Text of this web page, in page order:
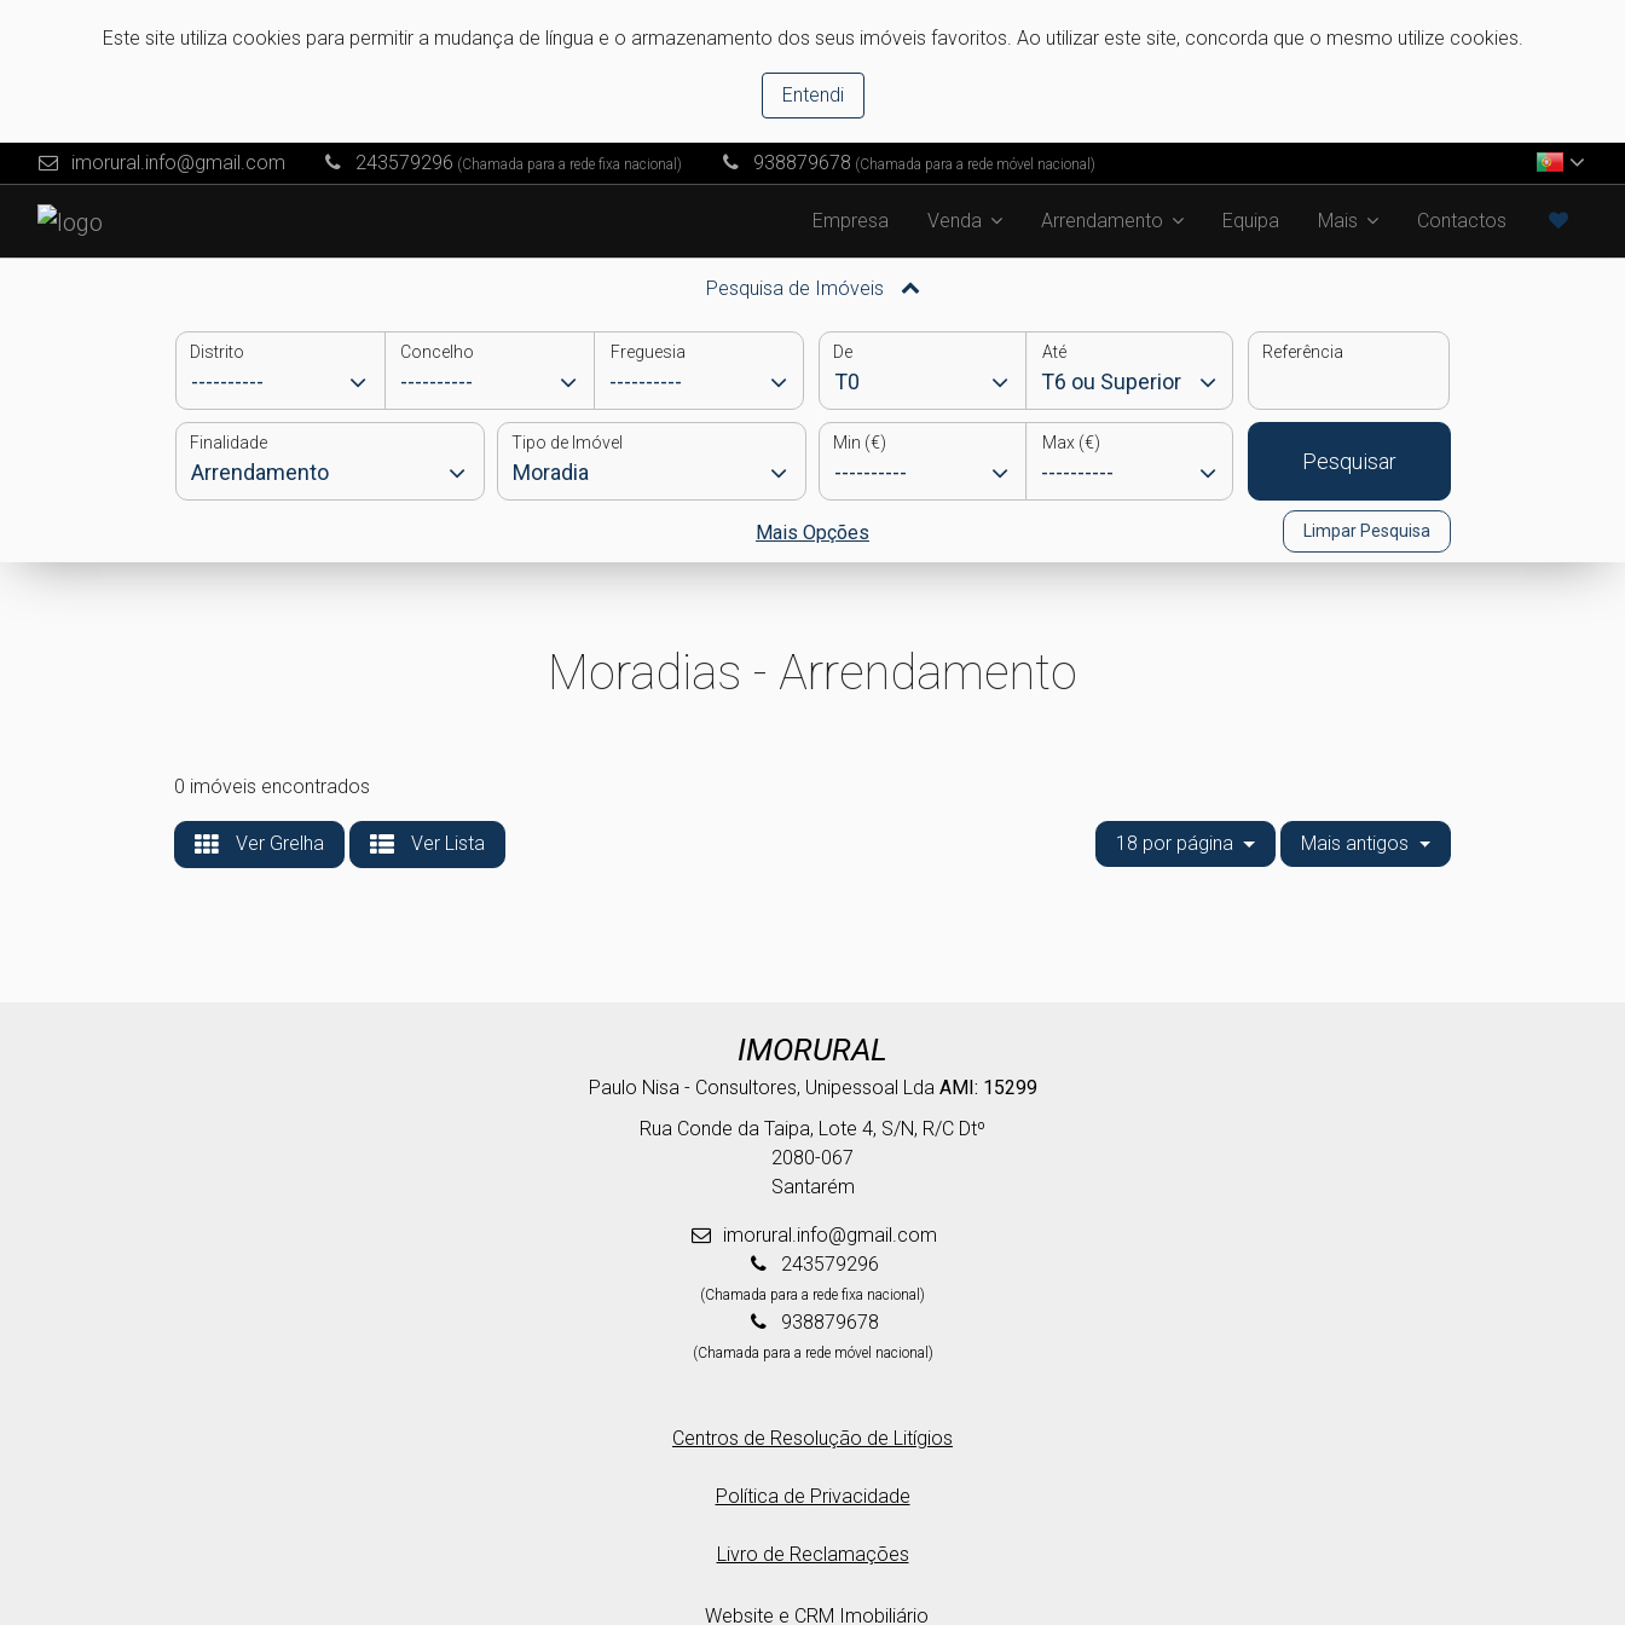
Este site utiliza cookies para permitir a mudança de língua e o armazenamento dos seus imóveis favoritos. Ao utilizar este site, concorda que o mesmo utilize cookies.
Entendi
imorural.info@gmail.com 243579296 (Chamada para a rede fixa nacional) 938879678 (Chamada para a rede móvel nacional)
Empresa Venda Arrendamento Equipa Mais Contactos
Pesquisa de Imóveis
Distrito Concelho Freguesia De Até Referência
Finalidade Tipo de Imóvel Min (€) Max (€)
Pesquisar
Mais Opções Limpar Pesquisa
Moradias - Arrendamento
0 imóveis encontrados
Ver Grelha Ver Lista 18 por página Mais antigos
IMORURAL
Paulo Nisa - Consultores, Unipessoal Lda AMI: 15299
Rua Conde da Taipa, Lote 4, S/N, R/C Dtº
2080-067
Santarém
imorural.info@gmail.com
243579296
(Chamada para a rede fixa nacional)
938879678
(Chamada para a rede móvel nacional)
Centros de Resolução de Litígios
Política de Privacidade
Livro de Reclamações
Website e CRM Imobiliário